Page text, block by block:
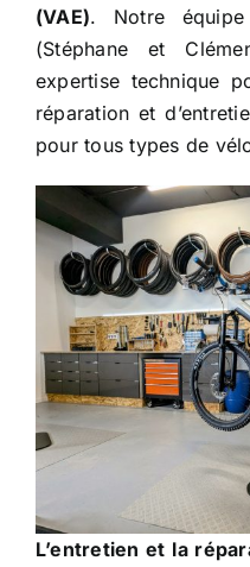
(VAE). Notre
(Stéphane et
expertise technique
réparation et
pour tous types de
L’entretien et la